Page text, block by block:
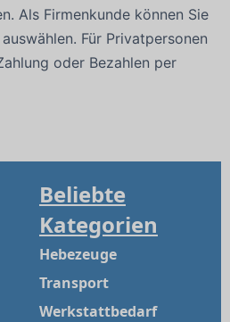
Als Firmenkunde können Sie
Für Privatpersonen
oder Bezahlen per
Beliebte
Kategorien
Hebezeuge
Transport
Werkstattbedarf